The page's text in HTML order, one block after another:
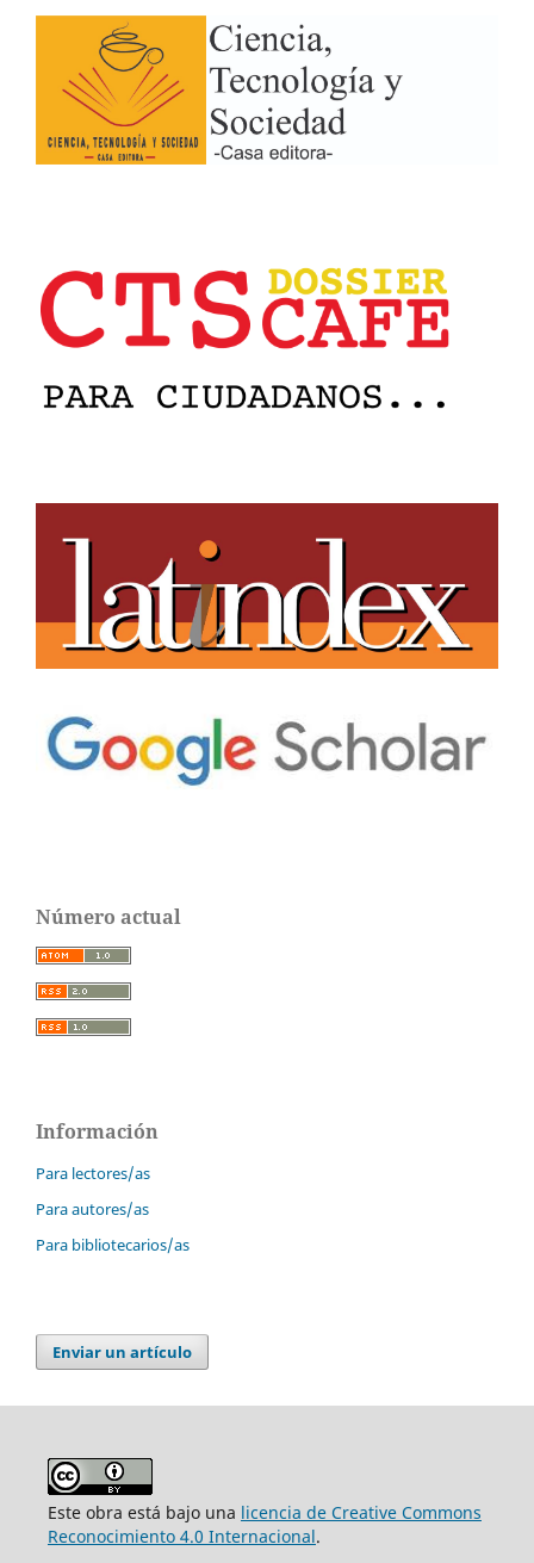
Número actual
Información
Para lectores/as
Para autores/as
Para bibliotecarios/as
Enviar un artículo
Este obra está bajo una licencia de Creative Commons
Reconocimiento 4.0 Internacional.